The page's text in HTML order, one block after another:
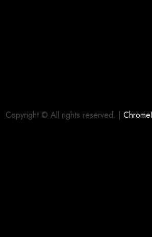
Copyright © All rights reserved. |